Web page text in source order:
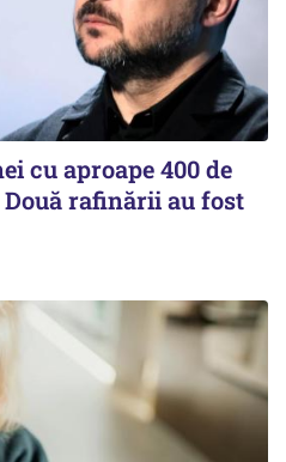
cu aproape 400 de
rafinării au fost